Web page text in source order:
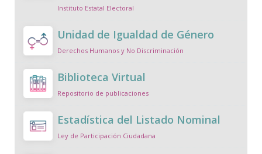
Instituto Estatal Electoral
Unidad de Igualdad de Género
Derechos Humanos y No Discriminación
Biblioteca Virtual
Repositorio de publicaciones
Estadística del Listado Nominal
Ley de Participación Ciudadana